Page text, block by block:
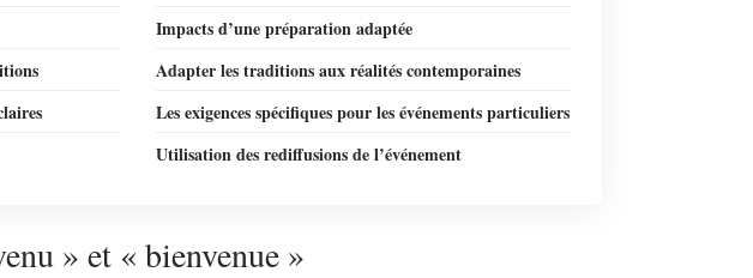
Impacts d’une préparation adaptée
Adapter les traditions aux réalités contemporaines
Les exigences spécifiques pour les événements particuliers
Utilisation des rediffusions de l’événement
» et « bienvenue »